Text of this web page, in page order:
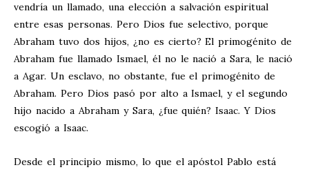
vendría un llamado, una elección a salvación espiritual
entre esas personas. Pero Dios fue selectivo, porque
Abraham tuvo dos hijos, ¿no es cierto? El primogénito de
Abraham fue llamado Ismael, él no le nació a Sara, le nació
a Agar. Un esclavo, no obstante, fue el primogénito de
Abraham. Pero Dios pasó por alto a Ismael, y el segundo
hijo nacido a Abraham y Sara, ¿fue quién? Isaac. Y Dios
escogió a Isaac.
Desde el principio mismo, lo que el apóstol Pablo está